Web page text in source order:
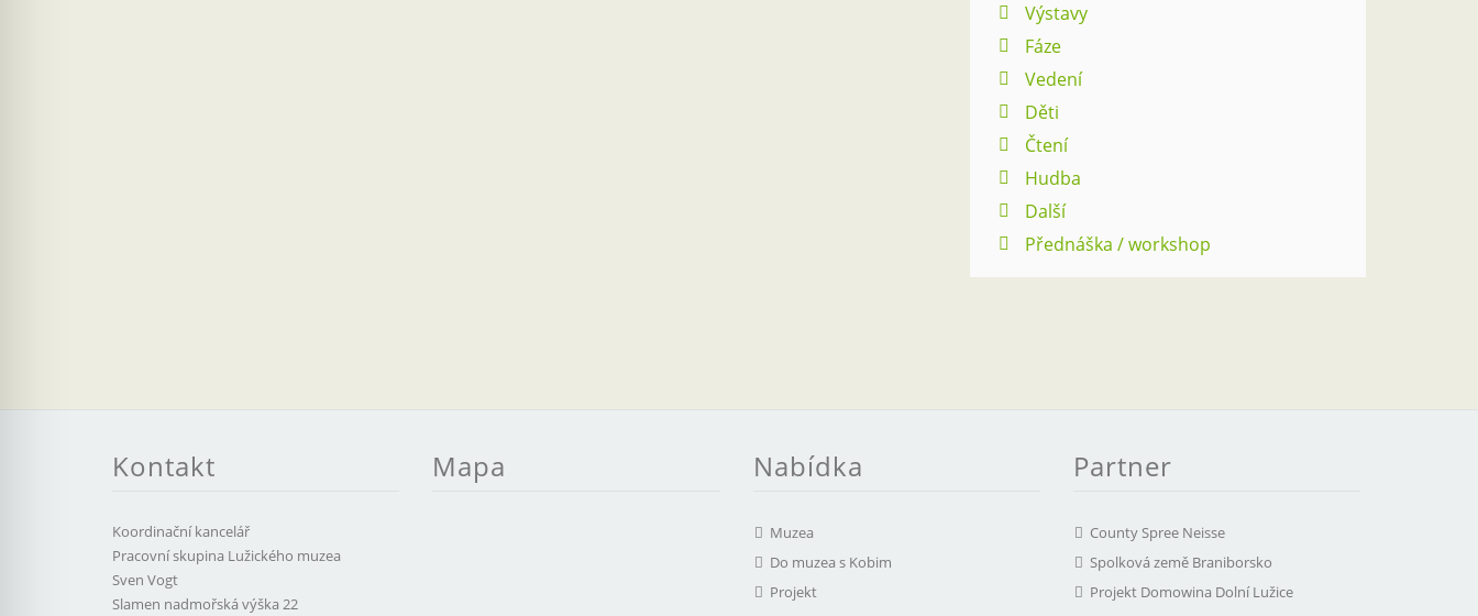
Výstavy
Fáze
Vedení
Děti
Čtení
Hudba
Další
Přednáška / workshop
Kontakt
Koordinační kancelář
Pracovní skupina Lužického muzea
Sven Vogt
Slamen nadmořská výška 22
Mapa Nabídka
Muzea
Do muzea s Kobim
Projekt
Partner
County Spree Neisse
Spolková země Braniborsko
Projekt Domowina Dolní Lužice